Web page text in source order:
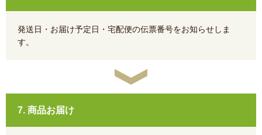
発送日・お届け予定日・宅配便の伝票番号をお知らせしま
す。
7. 商品お届け